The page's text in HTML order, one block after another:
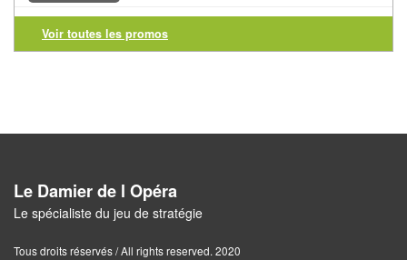
Extensions
Casse-
Jeux
Voir toutes les promos
Le Damier de l Opéra
Le spécialiste du jeu de stratégie
Tous droits réservés / All rights reserved. 2020